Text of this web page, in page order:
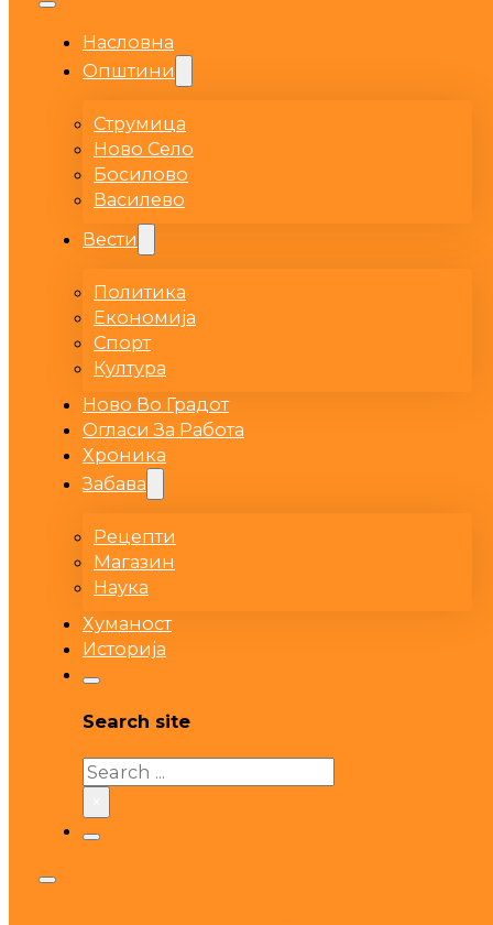
Насловна
Општини
Струмица
Ново Село
Босилово
Василево
Вести
Политика
Економија
Спорт
Култура
Ново Во Градот
Огласи За Работа
Хроника
Забава
Рецепти
Магазин
Наука
Хуманост
Историја
Search site
Search